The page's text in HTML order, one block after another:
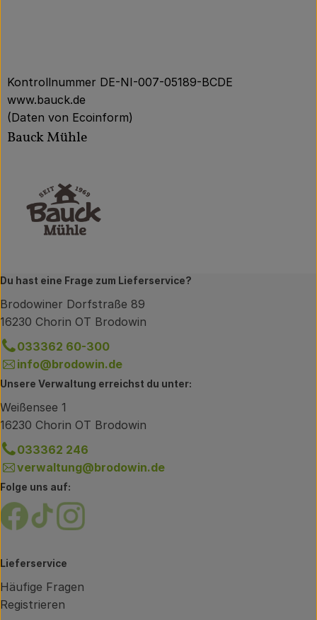
Kontrollnummer DE-NI-007-05189-BCDE
www.bauck.de
(Daten von Ecoinform)
Bauck Mühle
Du hast eine Frage zum Lieferservice?
Brodowiner Dorfstraße 89
16230 Chorin OT Brodowin
033362 60-300
info@brodowin.de
Unsere Verwaltung erreichst du unter:
Weißensee 1
16230 Chorin OT Brodowin
033362 246
verwaltung@brodowin.de
Folge uns auf:
Externer Link zu https://www.facebook.com/
Externer Link zu https://www.tiktok.com/
Externer Link zu https://
Lieferservice
Häufige Fragen
Registrieren